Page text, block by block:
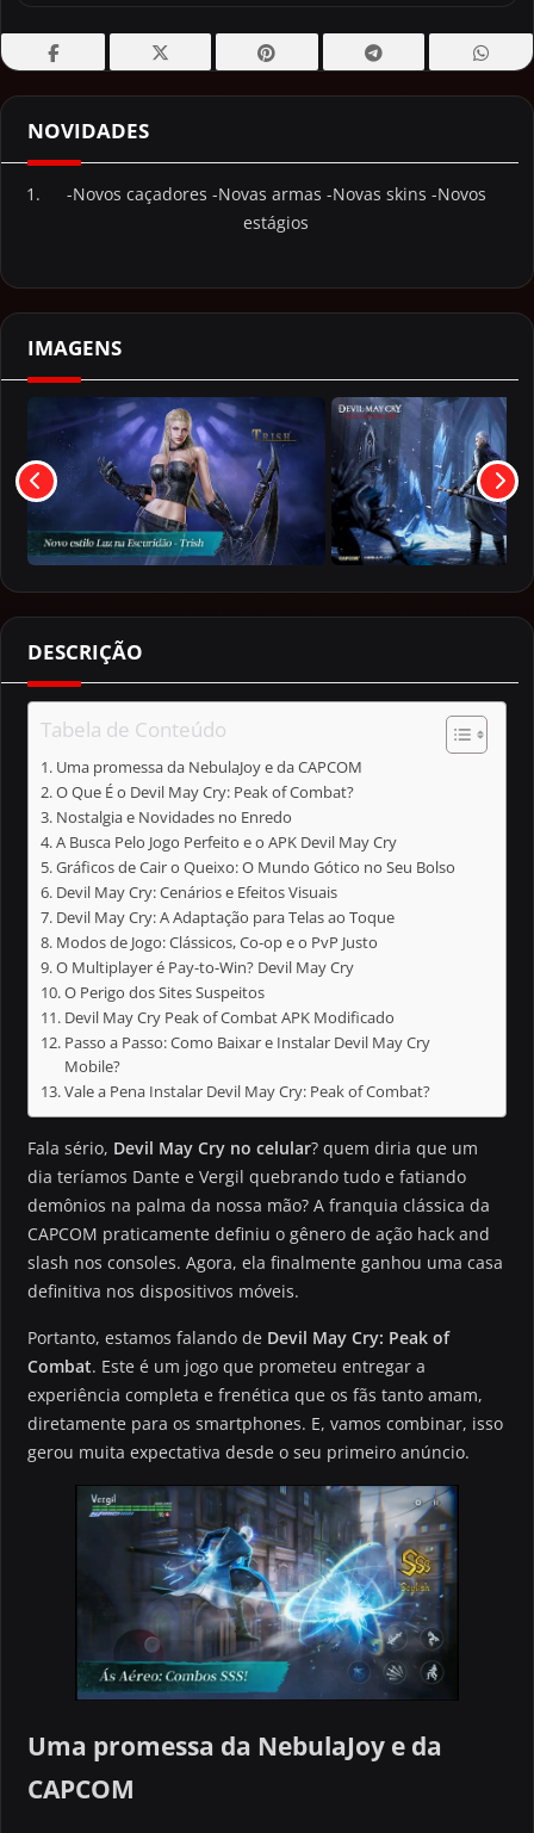
NOVIDADES
-Novos caçadores -Novas armas -Novas skins -Novos
estágios
IMAGENS
DESCRIÇÃO
Tabela de Conteúdo
Uma promessa da NebulaJoy e da CAPCOM
O Que É o Devil May Cry: Peak of Combat?
Nostalgia e Novidades no Enredo
A Busca Pelo Jogo Perfeito e o APK Devil May Cry
Gráficos de Cair o Queixo: O Mundo Gótico no Seu Bolso
Devil May Cry: Cenários e Efeitos Visuais
Devil May Cry: A Adaptação para Telas ao Toque
Modos de Jogo: Clássicos, Co-op e o PvP Justo
O Multiplayer é Pay-to-Win? Devil May Cry
O Perigo dos Sites Suspeitos
Devil May Cry Peak of Combat APK Modificado
Passo a Passo: Como Baixar e Instalar Devil May Cry
Mobile?
Vale a Pena Instalar Devil May Cry: Peak of Combat?
Fala sério, Devil May Cry no celular? quem diria que um
dia teríamos Dante e Vergil quebrando tudo e fatiando
demônios na palma da nossa mão? A franquia clássica da
CAPCOM praticamente definiu o gênero de ação hack and
slash nos consoles. Agora, ela finalmente ganhou uma casa
definitiva nos dispositivos móveis.
Portanto, estamos falando de Devil May Cry: Peak of
Combat. Este é um jogo que prometeu entregar a
experiência completa e frenética que os fãs tanto amam,
diretamente para os smartphones. E, vamos combinar, isso
gerou muita expectativa desde o seu primeiro anúncio.
Uma promessa da NebulaJoy e da
CAPCOM